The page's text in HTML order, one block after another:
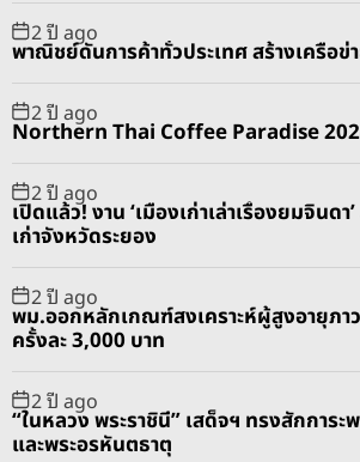
2 ปี ago
พาณิชย์ดันการค้าทั่วประเทศ สร้างเครือข่
2 ปี ago
Northern Thai Coffee Paradise
2 ปี ago
เปิดแล้ว! งาน ‘เมืองเก่าเล่าเรื่องยมจินด
เก่าจังหวัดระยอง
2 ปี ago
พม.ออกหลักเกณฑ์สงเคราะห์ผู้สูงอายุภาว
ครั้งละ 3,000 บาท
2 ปี ago
“ในหลวง พระราชินี” เสด็จฯ ทรงสักการะ
และพระอรหันตธาตุ